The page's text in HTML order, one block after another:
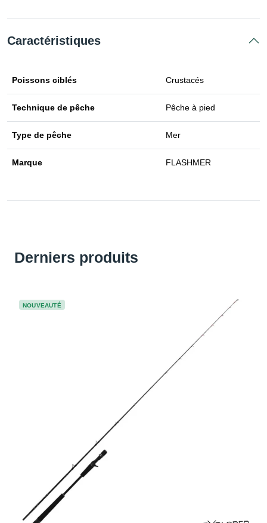
Caractéristiques
Poissons ciblés Crustacés
Technique de pêche Pêche à pied
Type de pêche Mer
Marque FLASHMER
Derniers produits
NOUVEAUTÉ